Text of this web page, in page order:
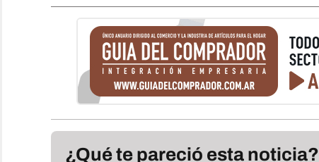
¿Qué te pareció esta noticia?